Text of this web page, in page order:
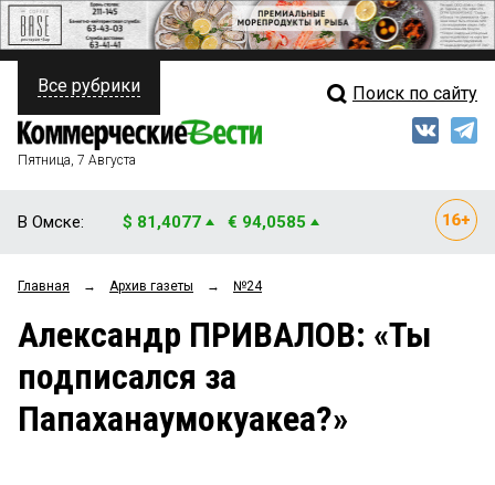
ПОЛИТИКА
ФИНАНСЫ
ОБЩЕСТВО
ЗАКОН
НОВОСТИ КОМПАНИЙ
Свежий выпуск
Рейтинги
Архив
Все рубрики Поиск по сайту
Пятница, 7 Августа
В Омске: $ 81,4077 € 94,0585
Главная → Архив газеты → №24
Александр ПРИВАЛОВ: «Ты
подписался за
Папаханаумокуакеа?»